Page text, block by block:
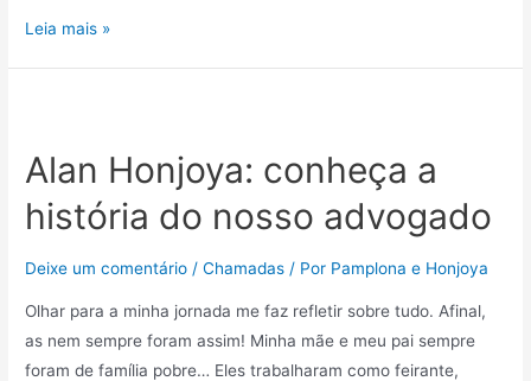
Leia mais »
Alan Honjoya: conheça a
história do nosso advogado
Deixe um comentário /Chamadas / Por Pamplona e Honjoya
Olhar para a minha jornada me faz refletir sobre tudo. Afinal,
as nem sempre foram assim! Minha mãe e meu pai sempre
foram de família pobre… Eles trabalharam como feirante,